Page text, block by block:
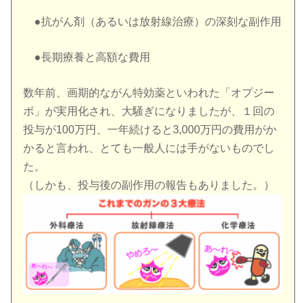
●抗がん剤（あるいは放射線治療）の深刻な副作用
●長期療養と高額な費用
数年前、画期的ながん特効薬といわれた「オプジー
ボ」が実用化され、大騒ぎになりましたが、１回の
投与が100万円、一年続けると3,000万円の費用がか
かると言われ、とても一般人には手がないものでし
た。
（しかも、投与後の副作用の報告もありました。）